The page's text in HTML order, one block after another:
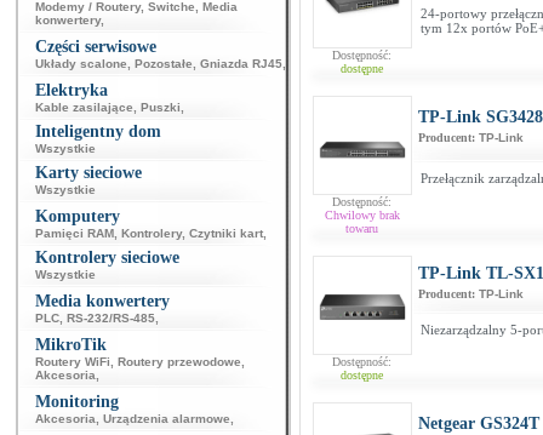
Modemy / Routery, Switche
Media
konwertery,
Części serwisowe
Układy scalone Pozostałe Gniazda RJ45
Elektryka
Kable zasilające Puszki
Inteligentny dom
Wszystkie
Karty sieciowe
Wszystkie
Komputery
Pamięci RAM Kontrolery, Czytniki kart
Kontrolery sieciowe
Wszystkie
Media konwertery
PLC RS-232/RS-485
MikroTik
Routery WiFi Routery przewodowe
Akcesoria
Monitoring
Akcesoria Urządzenia alarmowe
Dostępność:
dostępne
24-portowy
tym 12x portów
Dostępność:
Chwilowy brak
towaru
TP-Link
Producent: TP-Link
Przełącznik
Dostępność:
dostępne
TP-Link TL-
Producent: TP-Link
Niezarządzalny 5-
Netgear